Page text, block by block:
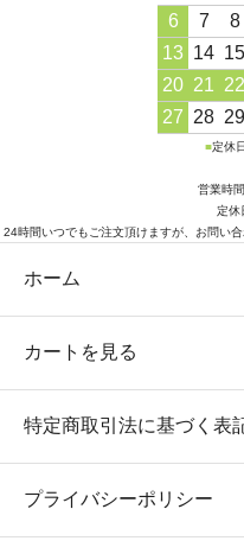
6
7 8
13 14 15
20 21 22
27 28 29
■定休
営業時
定休
24時間いつでもご注文頂けますが、お問い
ホーム
カートを見る
特定商取引法に基づく表
プライバシーポリシー